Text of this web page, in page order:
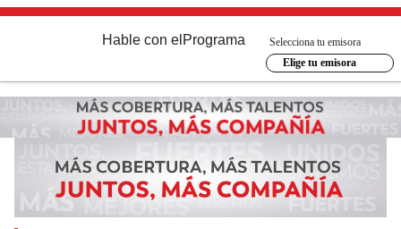
Hable con el Programa
Selecciona tu emisora
Elige tu emisora